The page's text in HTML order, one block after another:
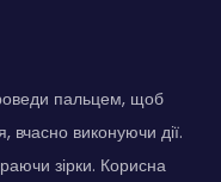
пальцем, щоб
вчасно виконуючи дії.
зірки. Корисна